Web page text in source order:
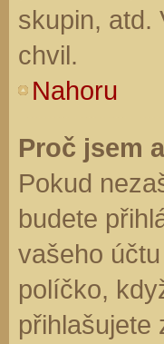
skupin, atd.
chvil.
Nahoru
Proč jsem
Pokud
budete
vašeho
políčko,
přihlašujete